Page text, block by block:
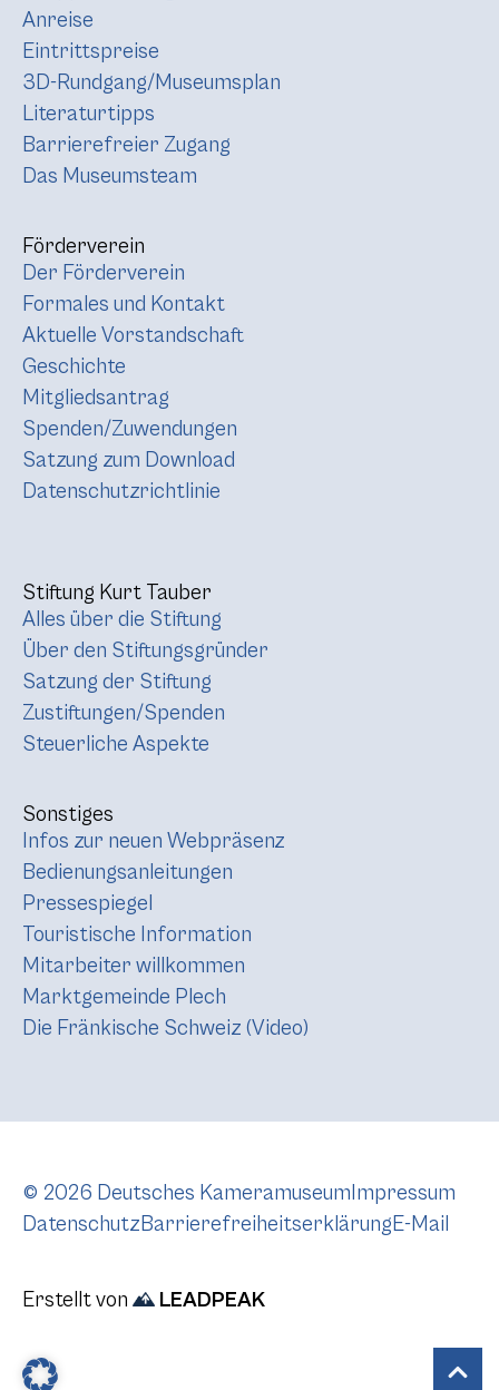
Anreise
Eintrittspreise
3D-Rundgang/Museumsplan
Literaturtipps
Barrierefreier Zugang
Das Museumsteam
Förderverein
Der Förderverein
Formales und Kontakt
Aktuelle Vorstandschaft
Geschichte
Mitgliedsantrag
Spenden/Zuwendungen
Satzung zum Download
Datenschutzrichtlinie
Stiftung Kurt Tauber
Alles über die Stiftung
Über den Stiftungsgründer
Satzung der Stiftung
Zustiftungen/Spenden
Steuerliche Aspekte
Sonstiges
Infos zur neuen Webpräsenz
Bedienungsanleitungen
Pressespiegel
Touristische Information
Mitarbeiter willkommen
Marktgemeinde Plech
Die Fränkische Schweiz (Video)
© 2026 Deutsches Kameramuseum Impressum
DatenschutzBarrierefreiheitserklärungE-Mail
Erstellt von LEADPEAK